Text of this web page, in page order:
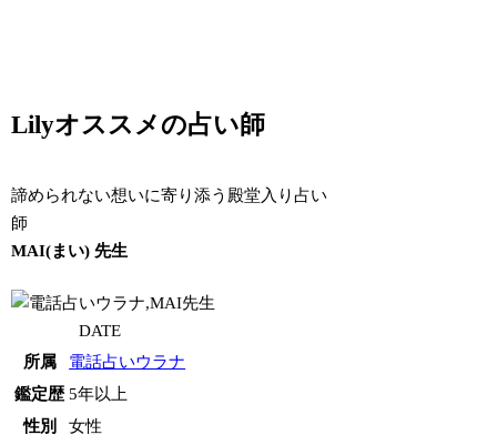
Lilyオススメの占い師
諦められない想いに寄り添う殿堂入り占い
師
MAI(まい) 先生
DATE
所属
電話占いウラナ
鑑定歴 5年以上
性別
女性